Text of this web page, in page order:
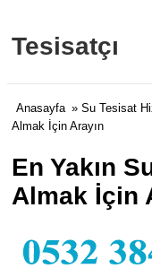
Tesisatçı
Anasayfa » Su Tesisat
Almak İçin Arayın
En Yakın
Almak İçin